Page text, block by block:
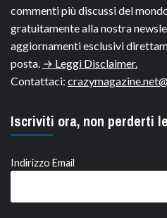
commenti più discussi del
gratuitamente alla nostra
aggiornamenti esclusivi
posta. → Leggi Disclaimer.
Contattaci:
Iscriviti ora, non perderti
Indirizzo Email